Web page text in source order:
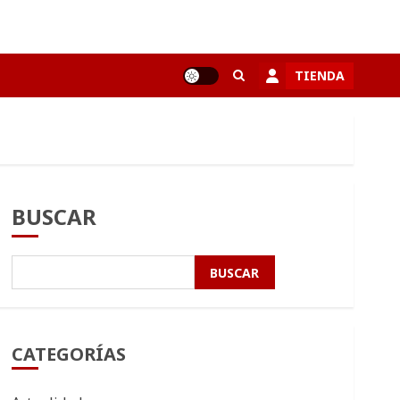
TIENDA
BUSCAR
BUSCAR
CATEGORÍAS